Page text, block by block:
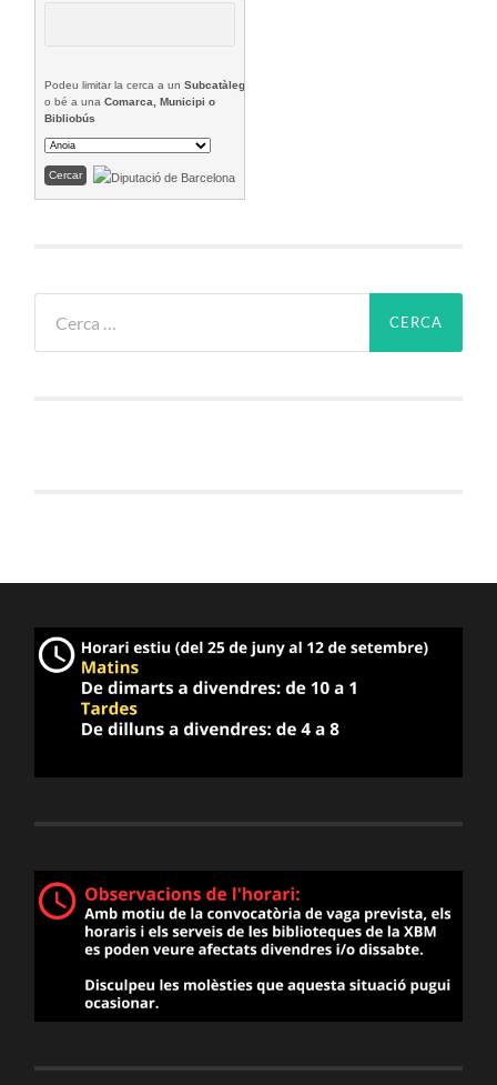
Podeu limitar la cerca a unSubcatàleg
o bé a unaComarca, Municipi o
Bibliobús